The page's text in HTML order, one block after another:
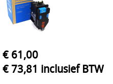
€ 61,00
€ 73,81 inclusief BTW